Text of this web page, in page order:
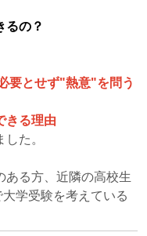
るの？
要とせず"熱意"を問う
きる理由
た。
ある方、近隣の高校生
大学受験を考えている